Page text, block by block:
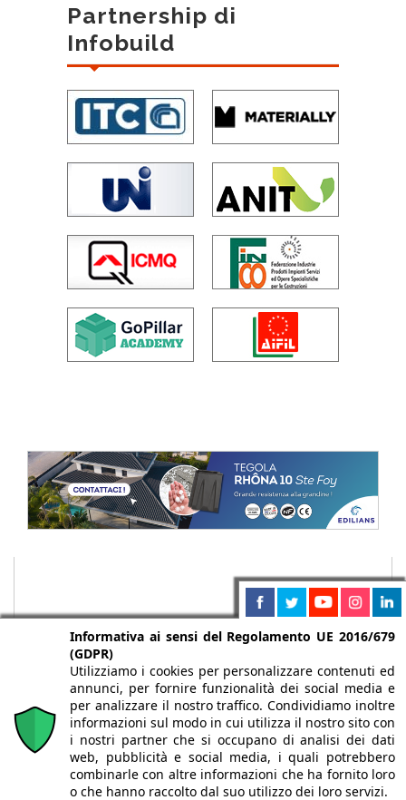
Partnership di
Infobuild
Chi siamo Autori Per la tua pubblicità
Iscriviti alla
newsletter
Informativa ai sensi del Regolamento UE 2016/679
(GDPR)
Utilizziamo i cookies per personalizzare contenuti ed
annunci, per fornire funzionalità dei social media e
per analizzare il nostro traffico. Condividiamo inoltre
informazioni sul modo in cui utilizza il nostro sito con
i nostri partner che si occupano di analisi dei dati
web, pubblicità e social media, i quali potrebbero
combinarle con altre informazioni che ha fornito loro
o che hanno raccolto dal suo utilizzo dei loro servizi.